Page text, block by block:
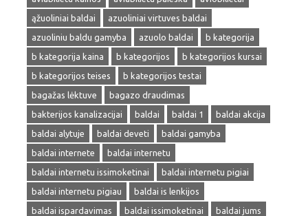
ąžuoliniai baldai
azuoliniai virtuves baldai
azuoliniu baldu gamyba
azuolo baldai
b kategorija
b kategorija kaina
b kategorijos
b kategorijos kursai
b kategorijos teises
b kategorijos testai
bagažas lėktuve
bagazo draudimas
bakterijos kanalizacijai
baldai baldai 1
baldai akcija
baldai alytuje
baldai deveti
baldai gamyba
baldai internete
baldai internetu
baldai internetu issimoketinai
baldai internetu pigiai
baldai internetu pigiau
baldai is lenkijos
baldai ispardavimas
baldai issimoketinai
baldai jums